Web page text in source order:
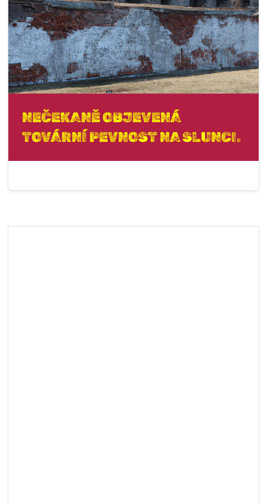
NEČEKANĚ OBJEVENÁ
TOVÁRNÍ PEVNOST NA SLUNCI.